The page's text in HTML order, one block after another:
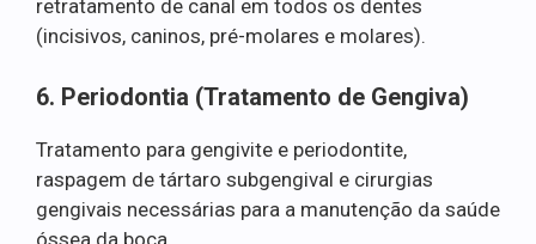
retratamento de canal em todos os dentes
(incisivos, caninos, pré-molares e molares).
6. Periodontia (Tratamento de Gengiva)
Tratamento para gengivite e periodontite,
raspagem de tártaro subgengival e cirurgias
gengivais necessárias para a manutenção da saúde
óssea da boca.